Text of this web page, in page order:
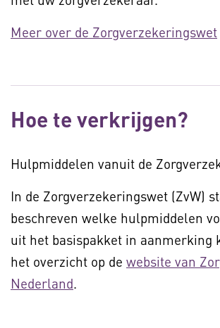
Meer over de Zorgverzekeringswet
Hoe te verkrijgen?
Hulpmiddelen vanuit de
In de Zorgverzekeringswet (ZvW)
beschreven welke hulpmiddelen
uit het basispakket in aanmerking
het overzicht op de website van
Nederland.